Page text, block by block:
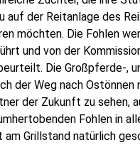
auf der Reitanlage des
möchten. Die Fohlen
und von der
Die Großpferde-,
der Weg nach Ostönnen
der Zukunft zu sehen,
Fohlen in
am Grillstand natürlich